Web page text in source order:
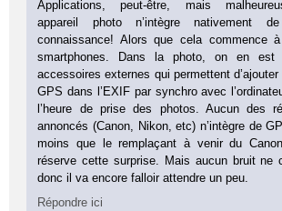
Applications, peut-être, mais
appareil photo n’intègre nativement
connaissance! Alors que cela commence
smartphones. Dans la photo, on en est
accessoires externes qui permettent
GPS dans l’EXIF par synchro avec
l’heure de prise des photos. Aucun des
annoncés (Canon, Nikon, etc) n’intègre de
moins que le remplaçant à venir du
réserve cette surprise. Mais aucun bruit ne
donc il va encore falloir attendre un peu.
Répondre ici